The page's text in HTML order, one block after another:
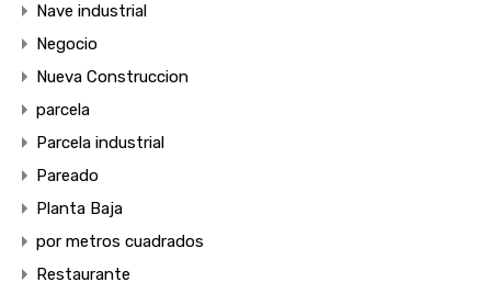
Nave industrial
Negocio
Nueva Construccion
parcela
Parcela industrial
Pareado
Planta Baja
por metros cuadrados
Restaurante